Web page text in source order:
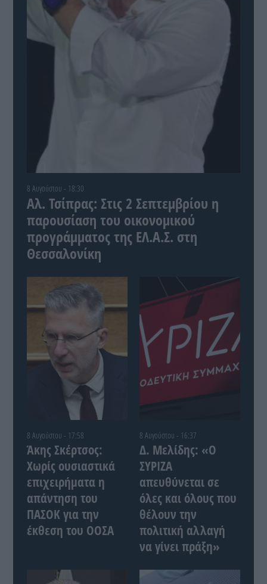
8 Αυγούστου - 18:30
Αλ. Τσίπρας: Στις 2 Σεπτεμβρίου η
παρουσίαση του οικονομικού
προγράμματος της ΕΛ.Α.Σ. στη
Θεσσαλονίκη
8 Αυγούστου - 17:58
Άκης Σκέρτσος:
Χωρίς ουσιαστικά
επιχειρήματα η
απάντηση του
ΠΑΣΟΚ για την
έκθεση του ΟΟΣΑ
8 Αυγούστου - 16:37
Δ. Μελίδης: «Ο
ΣΥΡΙΖΑ
απευθύνεται σε
όλες και όλους που
θέλουν την
πολιτική αλλαγή
να γίνει πράξη»